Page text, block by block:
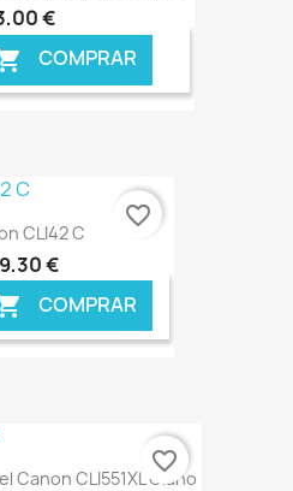
€
COMPRAR
€ ONLINE
CLI42 C
€
COMPRAR
€ ONLINE
favorite_border
Canon CLI551XL Ciano
favorite_border